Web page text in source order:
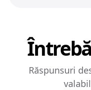
Răspunsuri